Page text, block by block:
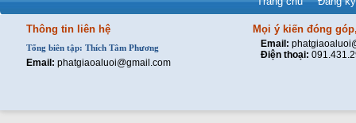
Thông tin liên hệ
Tổng biên tập: Thích Tâm Phương
Email: phatgiaoaluoi@gmail.com
Mọi ý kiến đóng
Email:
Điện thoại: